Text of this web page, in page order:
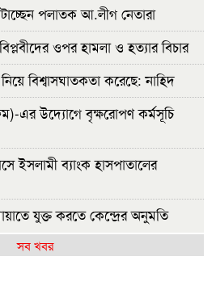
পলাতক আ.লীগ নেতারা
ওপর হামলা ও হত্যার বিচার
বিশ্বাসঘাতকতা করেছে: নাহিদ
এর উদ্যোগে বৃক্ষরোপণ কর্মসূচি
ইসলামী ব্যাংক হাসপাতালের
যুক্ত করতে কেন্দ্রের অনুমতি
সব খবর